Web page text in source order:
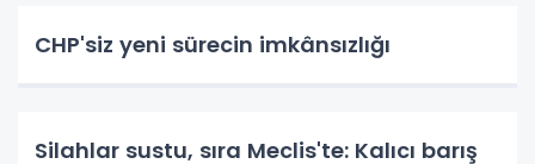
CHP'siz yeni sürecin imkânsızlığı
Silahlar sustu, sıra Meclis'te: Kalıcı barış